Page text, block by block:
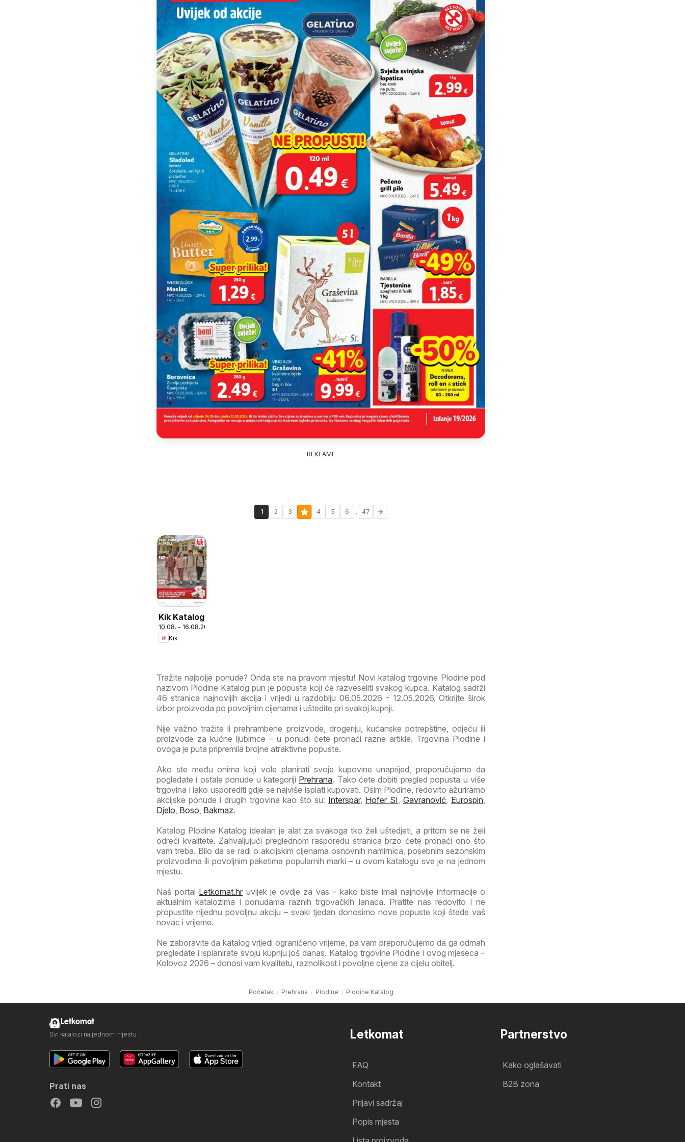
REKLAME
1 2 3 4 5 6 ... 47
Kik Katalog
10.08. - 16.08.2026
Kik
Tražite najbolje ponude? Onda ste na pravom mjestu! Novi katalog trgovine Plodine pod
nazivom Plodine Katalog pun je popusta koji će razveseliti svakog kupca. Katalog sadrži
46 stranica najnovijih akcija i vrijedi u razdoblju 06.05.2026 - 12.05.2026. Otkrijte širok
izbor proizvoda po povoljnim cijenama i uštedite pri svakoj kupnji.
Nije važno tražite li prehrambene proizvode, drogeriju, kućanske potrepštine, odjeću ili
proizvode za kućne ljubimce – u ponudi ćete pronaći razne artikle. Trgovina Plodine i
ovoga je puta pripremila brojne atraktivne popuste.
Ako ste među onima koji vole planirati svoje kupovine unaprijed, preporučujemo da
pogledate i ostale ponude u kategoriji Prehrana. Tako ćete dobiti pregled popusta u više
trgovina i lako usporediti gdje se najviše isplati kupovati. Osim Plodine, redovito ažuriramo
akcijske ponude i drugih trgovina kao što su: Interspar, Hofer SI, Gavranović, Eurospin,
Djelo, Boso, Bakmaz.
Katalog Plodine Katalog idealan je alat za svakoga tko želi uštedjeti, a pritom se ne želi
odreći kvalitete. Zahvaljujući preglednom rasporedu stranica brzo ćete pronaći ono što
vam treba. Bilo da se radi o akcijskim cijenama osnovnih namirnica, posebnim sezonskim
proizvodima ili povoljnim paketima popularnih marki – u ovom katalogu sve je na jednom
mjestu.
Naš portal Letkomat.hr uvijek je ovdje za vas – kako biste imali najnovije informacije o
aktualnim katalozima i ponudama raznih trgovačkih lanaca. Pratite nas redovito i ne
propustite nijednu povoljnu akciju – svaki tjedan donosimo nove popuste koji štede vaš
novac i vrijeme.
Ne zaboravite da katalog vrijedi ograničeno vrijeme, pa vam preporučujemo da ga odmah
pregledate i isplanirate svoju kupnju još danas. Katalog trgovine Plodine i ovog mjeseca –
Kolovoz 2026 – donosi vam kvalitetu, raznolikost i povoljne cijene za cijelu obitelj.
Početak Prehrana Plodine Plodine Katalog
Letkomat
FAQ
Kontakt
Prijavi sadržaj
Popis mjesta
Partnerstvo
Kako oglašavati
B2B zona
Letkomat
Svi katalozi na jednom mjestu
Prati nas